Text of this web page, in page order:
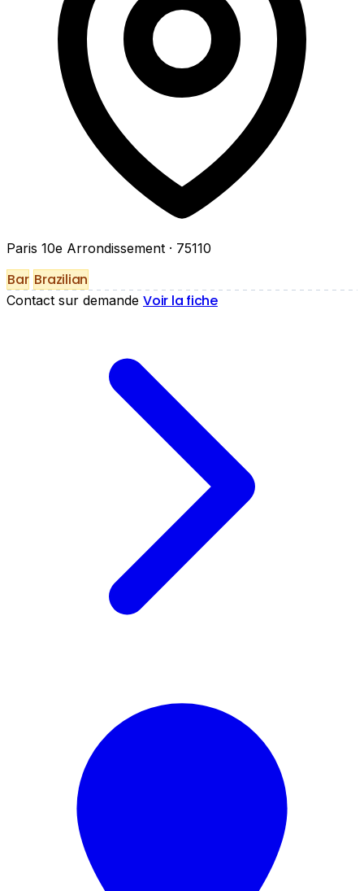
Paris 10e Arrondissement · 75110
Bar Brazilian
Contact sur demande Voir la fiche